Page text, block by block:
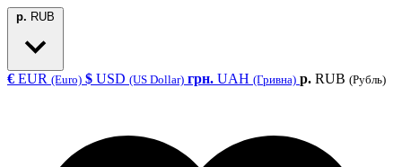
р. RUB
€ EUR (Euro) $ USD (US Dollar) грн. UAH (Гривна) р. RUB (Рубль)